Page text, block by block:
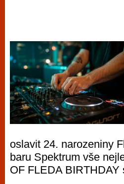
oslavit 24. narozeniny
baru Spektrum vše
OF FLEDA